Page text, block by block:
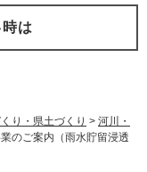
り・県土づくり > 河川・
のご案内（雨水貯留浸透
は